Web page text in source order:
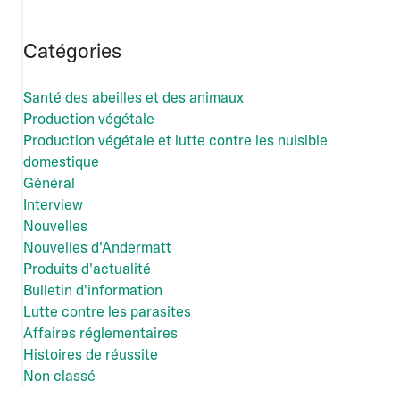
Catégories
Santé des abeilles et des animaux
Production végétale
Production végétale et lutte contre les nuisible
domestique
Général
Interview
Nouvelles
Nouvelles d'Andermatt
Produits d'actualité
Bulletin d'information
Lutte contre les parasites
Affaires réglementaires
Histoires de réussite
Non classé